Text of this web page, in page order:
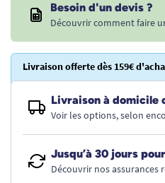
Besoin d'un devis ?
Découvrir comment faire
Livraison offerte dès 159€
Livraison à domicile
Voir les options, selon
Jusqu’à 30 jours
Découvrir nos assurances